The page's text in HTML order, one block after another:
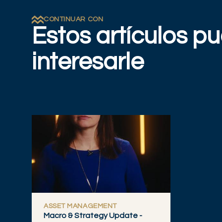
CONTINUAR CON
Estos artículos
interesarle
ASSET MANAGEMENT
Macro & Strategy Update -